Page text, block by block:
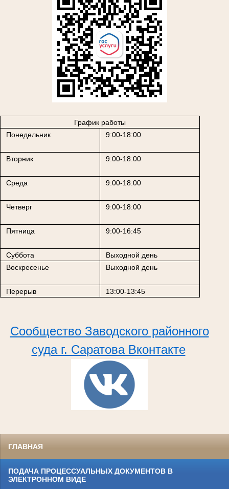
График работы
Понедельник
9:00-18:00
Вторник 9:00-18:00
Среда 9:00-18:00
Четверг 9:00-18:00
Пятница 9:00-16:45
Суббота
Выходной день
Воскресенье
Выходной день
Перерыв 13:00-13:45
Сообщество Заводского районного
суда г. Саратова Вконтакте
ГЛАВНАЯ
ПОДАЧА ПРОЦЕССУАЛЬНЫХ ДОКУМЕНТОВ В
ЭЛЕКТРОННОМ ВИДЕ